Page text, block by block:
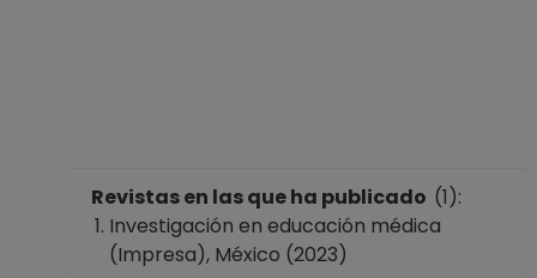
Revistas en las que ha publicado (1):
Investigación en educación médica
(Impresa), México (2023)